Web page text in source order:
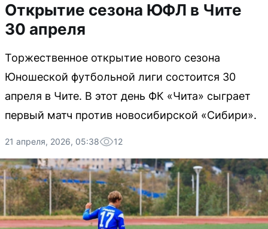
Открытие сезона ЮФЛ в Чите
30 апреля
Торжественное открытие нового сезона
Юношеской футбольной лиги состоится 30
апреля в Чите. В этот день ФК «Чита» сыграет
первый матч против новосибирской «Сибири».
21 апреля, 2026, 05:38 12